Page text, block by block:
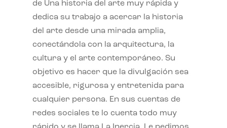
de Una historia del arte muy rápida y
dedica su trabajo a acercar la historia
del arte desde una mirada amplia,
conectándola con la arquitectura, la
cultura y el arte contemporáneo. Su
objetivo es hacer que la divulgación sea
accesible, rigurosa y entretenida para
cualquier persona. En sus cuentas de
redes sociales te lo cuenta todo muy